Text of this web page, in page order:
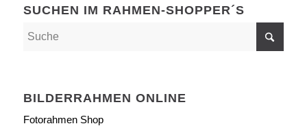
SUCHEN IM RAHMEN-SHOPPER´S
BILDERRAHMEN ONLINE
Fotorahmen Shop